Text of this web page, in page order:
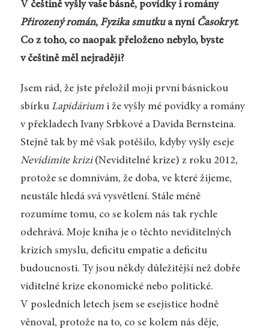
V češtině vyšly vaše básně, povídky i romány
Přirozený román, Fyzika smutkua nyní Časokryt.
Co z toho, co naopak přeloženo nebylo, byste
v češtině měl nejraději?
Jsem rád, že jste přeložil moji první básnickou
sbírku Lapidáriumi že vyšly mé povídky a romány
v překladech Ivany Srbkové a Davida Bernsteina.
Stejně tak by mě však potěšilo, kdyby vyšly eseje
Nevidimite krizi(Neviditelné krize) z roku 2012,
protože se domnívám, že doba, ve které žijeme,
neustále hledá svá vysvětlení. Stále méně
rozumíme tomu, co se kolem nás tak rychle
odehrává. Moje kniha je o těchto neviditelných
krizích smyslu, deficitu empatie a deficitu
budoucnosti. Ty jsou někdy důležitější než dobře
viditelné krize ekonomické nebo politické.
V posledních letech jsem se esejistice hodně
věnoval, protože na to, co se kolem nás děje,